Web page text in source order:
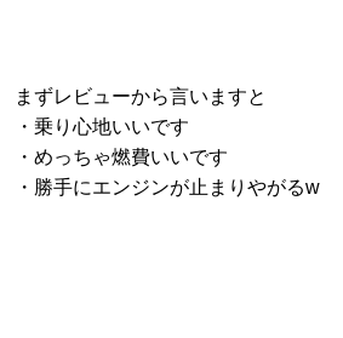
まずレビューから言いますと
・乗り心地いいです
・めっちゃ燃費いいです
・勝手にエンジンが止まりやがるw